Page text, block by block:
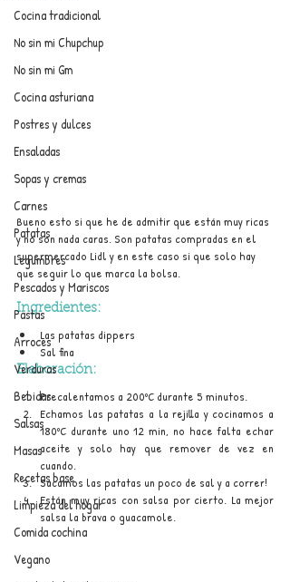
Cocina tradicional
No sin mi Chupchup
No sin mi Gm
Cocina asturiana
Postres y dulces
Ensaladas
Sopas y cremas
Carnes
Patatas
Legumbres
Pescados y Mariscos
Pastas
Arroces
Verduras
Bebidas
Salsas
Masas
Recetas base
Limpieza del hogar
Comida cochina
Vegano
Bueno esto si que he de admitir que están muy ricas
y no son nada caras. Son patatas compradas en el
supermercado Lidl y en este caso si que solo hay
que seguir lo que marca la bolsa.
Ingredientes:
Las patatas dippers
Sal fina
Elaboración:
Precalentamos a 200ºC durante 5 minutos.
Echamos las patatas a la rejilla y cocinamos a
180ºC durante uno 12 min, no hace falta echar
aceite y solo hay que remover de vez en
cuando.
Sacamos las patatas un poco de sal y a correr!
Están muy ricas con salsa por cierto. La mejor
salsa la brava o guacamole.